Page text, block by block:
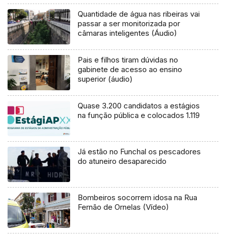
Quantidade de água nas ribeiras vai
passar a ser monitorizada por
câmaras inteligentes (Áudio)
Pais e filhos tiram dúvidas no
gabinete de acesso ao ensino
superior (áudio)
Quase 3.200 candidatos a estágios
na função pública e colocados 1.119
Já estão no Funchal os pescadores
do atuneiro desaparecido
Bombeiros socorrem idosa na Rua
Fernão de Ornelas (Vídeo)